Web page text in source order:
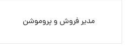
مدیر فروش و پروموشن